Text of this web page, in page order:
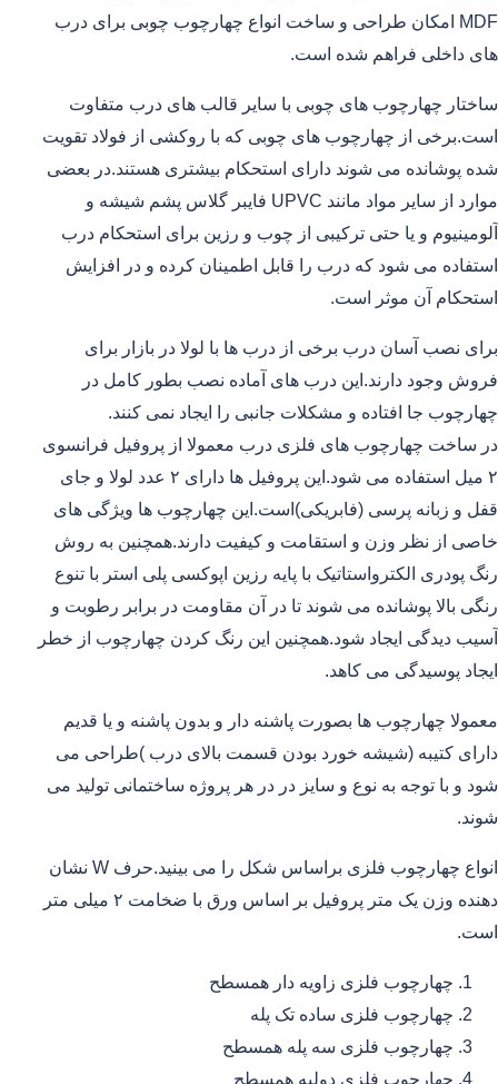
MDF امکان طراحی و ساخت انواع چهارچوب چوبی برای درب
های داخلی فراهم شده است.
ساختار چهارچوب های چوبی با سایر قالب های درب متفاوت
است.برخی از چهارچوب های چوبی که با روکشی از فولاد تقویت
شده پوشانده می شوند دارای استحکام بیشتری هستند.در بعضی
موارد از سایر مواد مانند UPVC فایبر گلاس پشم شیشه و
آلومینیوم و یا حتی ترکیبی از چوب و رزین برای استحکام درب
استفاده می شود که درب را قابل اطمینان کرده و در افزایش
استحکام آن موثر است.
برای نصب آسان درب برخی از درب ها با لولا در بازار برای
فروش وجود دارند.این درب های آماده نصب بطور کامل در
چهارچوب جا افتاده و مشکلات جانبی را ایجاد نمی کنند.
در ساخت چهارچوب های فلزی درب معمولا از پروفیل فرانسوی
۲ میل استفاده می شود.این پروفیل ها دارای ۲ عدد لولا و جای
قفل و زبانه پرسی (فابریکی)است.این چهارچوب ها ویژگی های
خاصی از نظر وزن و استقامت و کیفیت دارند.همچنین به روش
رنگ پودری الکترواستاتیک با پایه رزین اپوکسی پلی استر با تنوع
رنگی بالا پوشانده می شوند تا در آن مقاومت در برابر رطوبت و
آسیب دیدگی ایجاد شود.همچنین این رنگ کردن چهارچوب از خطر
ایجاد پوسیدگی می کاهد.
معمولا چهارچوب ها بصورت پاشنه دار و بدون پاشنه و یا قدیم
دارای کتیبه (شیشه خورد بودن قسمت بالای درب )طراحی می
شود و با توجه به نوع و سایز در در هر پروژه ساختمانی تولید می
شوند.
انواع چهارچوب فلزی براساس شکل را می بینید.حرف W نشان
دهنده وزن یک متر پروفیل بر اساس ورق با ضخامت ۲ میلی متر
است.
چهارچوب فلزی زاویه دار همسطح
چهارچوب فلزی ساده تک پله
چهارچوب فلزی سه پله همسطح
چهارچوب فلزی دولبه همسطح